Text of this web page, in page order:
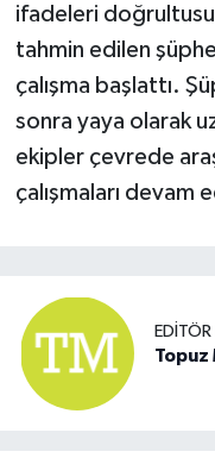
ifadeleri
tahmin edilen
çalışma başlattı.
sonra yaya olarak
ekipler çevrede
çalışmaları devam
Topuz